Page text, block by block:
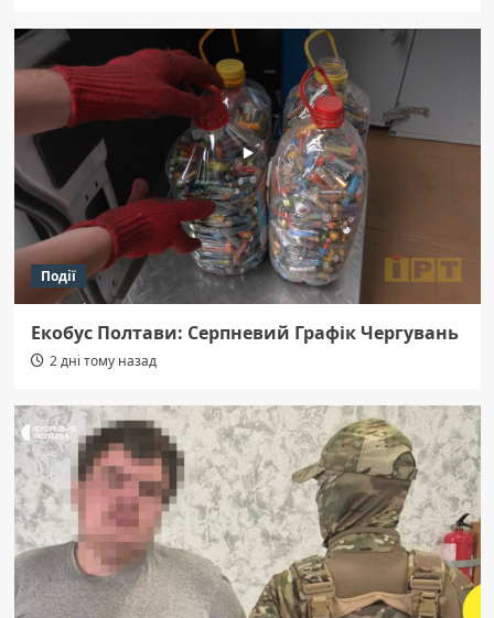
Події
Екобус Полтави: Серпневий Графік Чергувань
2 дні тому назад